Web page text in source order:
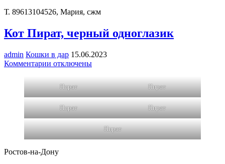
Т. 89613104526, Мария, сжм
Кот Пират, черный одноглазик
admin Кошки в дар 15.06.2023
Комментарии к
Кот
Пират,
черный
одноглазик
отключены
Пират Пират
Пират Пират
Пират
Ростов-на-Дону